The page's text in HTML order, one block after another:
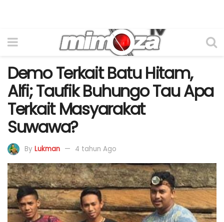
Demo Terkait Batu Hitam,
Alfi; Taufik Buhungo Tau Apa
Terkait Masyarakat
Suwawa?
By Lukman 4 tahun Ago